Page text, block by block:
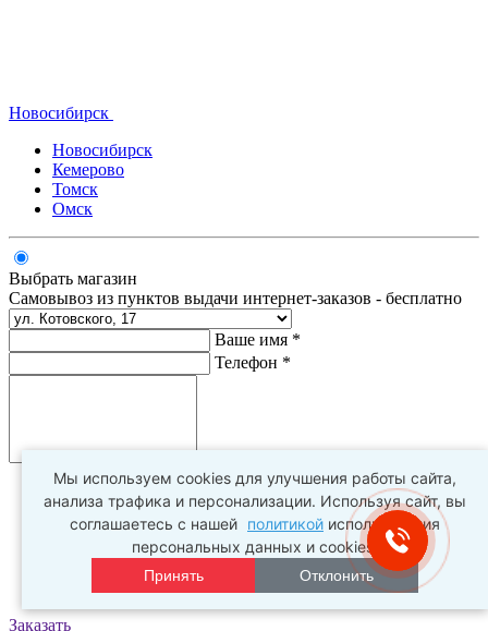
Новосибирск
Новосибирск
Кемерово
Томск
Омск
Выбрать магазин
Самовывоз из пунктов выдачи интернет-заказов - бесплатно
Ваше имя *
Телефон *
Заказать
Мы используем cookies для улучшения работы сайта,
анализа трафика и персонализации. Используя сайт, вы
соглашаетесь с нашей политикой использования
персональных данных и cookies.
Принять Отклонить